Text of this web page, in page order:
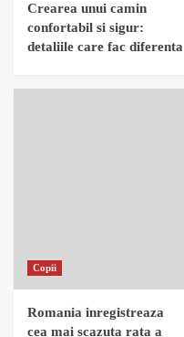
Crearea unui camin
confortabil si sigur:
detaliile care fac diferenta
Copii
Romania inregistreaza
cea mai scazuta rata a